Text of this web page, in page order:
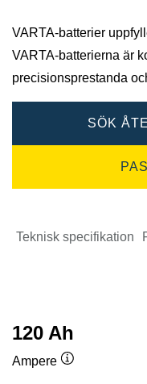
VARTA-batterier
VARTA-batterierna är
precisionsprestanda
SÖK
Teknisk specifikation
120 Ah
Ampere